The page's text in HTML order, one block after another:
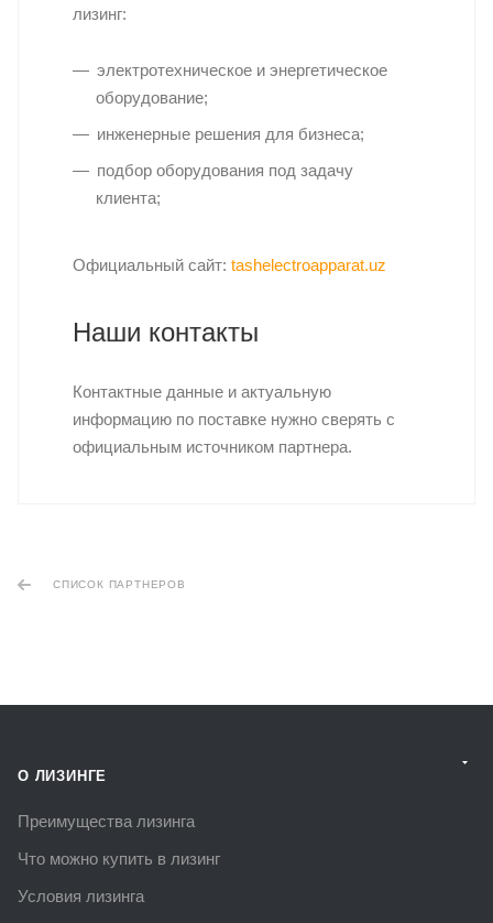
лизинг:
электротехническое и энергетическое
оборудование;
инженерные решения для бизнеса;
подбор оборудования под задачу
клиента;
Официальный сайт: tashelectroapparat.uz
Наши контакты
Контактные данные и актуальную
информацию по поставке нужно сверять с
официальным источником партнера.
СПИСОК ПАРТНЕРОВ
О ЛИЗИНГЕ
Преимущества лизинга
Что можно купить в лизинг
Условия лизинга